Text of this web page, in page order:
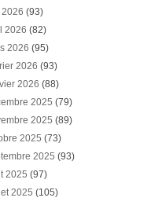
2026 (93)
2026 (82)
2026 (95)
2026 (93)
2026 (88)
2025 (79)
2025 (89)
2025 (73)
2025 (93)
2025 (97)
2025 (105)